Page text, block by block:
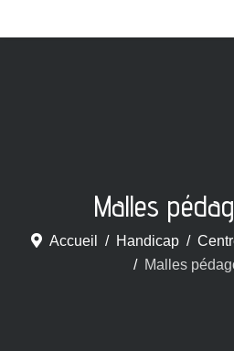
Malles
Accueil Handicap
Malles